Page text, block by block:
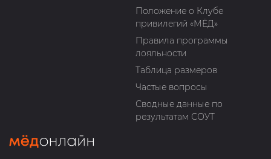
Положение о Клубе
привилегий «МЁД»
Правила программы
лояльности
Таблица размеров
Частые вопросы
Сводные данные по
результатам СОУТ